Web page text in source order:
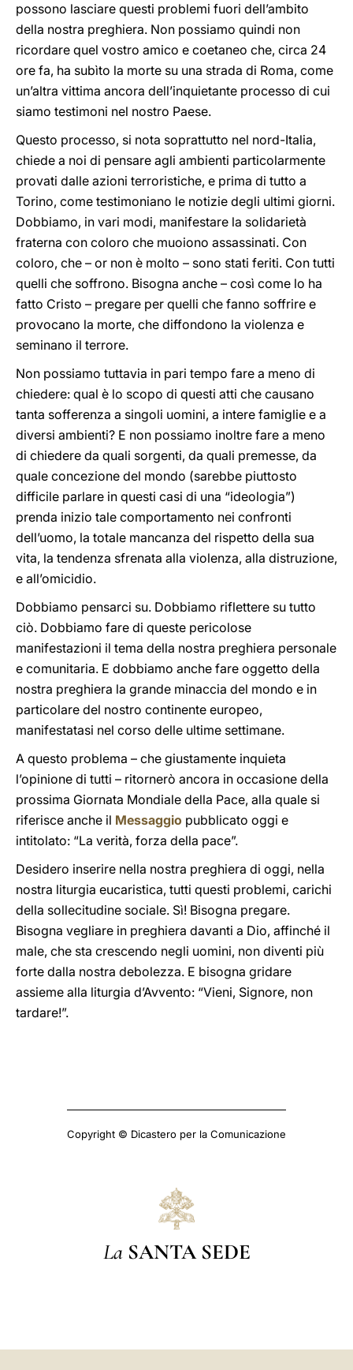
possono lasciare questi problemi fuori dell’ambito
della nostra preghiera. Non possiamo quindi non
ricordare quel vostro amico e coetaneo che, circa 24
ore fa, ha subìto la morte su una strada di Roma, come
un’altra vittima ancora dell’inquietante processo di cui
siamo testimoni nel nostro Paese.
Questo processo, si nota soprattutto nel nord-Italia,
chiede a noi di pensare agli ambienti particolarmente
provati dalle azioni terroristiche, e prima di tutto a
Torino, come testimoniano le notizie degli ultimi giorni.
Dobbiamo, in vari modi, manifestare la solidarietà
fraterna con coloro che muoiono assassinati. Con
coloro, che – or non è molto – sono stati feriti. Con tutti
quelli che soffrono. Bisogna anche – così come lo ha
fatto Cristo – pregare per quelli che fanno soffrire e
provocano la morte, che diffondono la violenza e
seminano il terrore.
Non possiamo tuttavia in pari tempo fare a meno di
chiedere: qual è lo scopo di questi atti che causano
tanta sofferenza a singoli uomini, a intere famiglie e a
diversi ambienti? E non possiamo inoltre fare a meno
di chiedere da quali sorgenti, da quali premesse, da
quale concezione del mondo (sarebbe piuttosto
difficile parlare in questi casi di una “ideologia”)
prenda inizio tale comportamento nei confronti
dell’uomo, la totale mancanza del rispetto della sua
vita, la tendenza sfrenata alla violenza, alla distruzione,
e all’omicidio.
Dobbiamo pensarci su. Dobbiamo riflettere su tutto
ciò. Dobbiamo fare di queste pericolose
manifestazioni il tema della nostra preghiera personale
e comunitaria. E dobbiamo anche fare oggetto della
nostra preghiera la grande minaccia del mondo e in
particolare del nostro continente europeo,
manifestatasi nel corso delle ultime settimane.
A questo problema – che giustamente inquieta
l’opinione di tutti – ritornerò ancora in occasione della
prossima Giornata Mondiale della Pace, alla quale si
riferisce anche il Messaggio pubblicato oggi e
intitolato: “La verità, forza della pace”.
Desidero inserire nella nostra preghiera di oggi, nella
nostra liturgia eucaristica, tutti questi problemi, carichi
della sollecitudine sociale. Sì! Bisogna pregare.
Bisogna vegliare in preghiera davanti a Dio, affinché il
male, che sta crescendo negli uomini, non diventi più
forte dalla nostra debolezza. E bisogna gridare
assieme alla liturgia d’Avvento: “Vieni, Signore, non
tardare!”.
Copyright © Dicastero per la Comunicazione
La SANTA SEDE